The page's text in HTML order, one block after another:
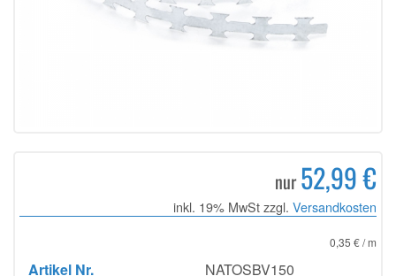
nur52,99 €
inkl. 19% MwSt zzgl. Versandkosten
0,35 € / m
Artikel Nr.
NATOSBV150